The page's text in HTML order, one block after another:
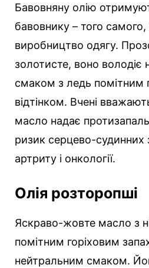
Бавовняну олію
бавовнику – того
виробництво одягу.
золотисте, воно володіє
смаком з ледь помітним
відтінком. Вчені
масло надає
ризик серцево-судинних
артриту і онкології.
Олія розторопші
Яскраво-жовте масло з
помітним горіховим
нейтральним смаком.